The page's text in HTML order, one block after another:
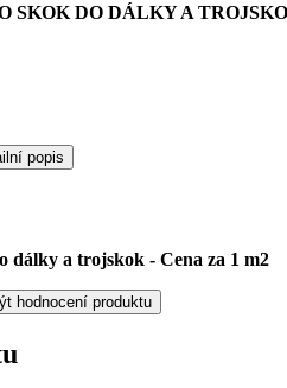
SKOK DO DÁLKY A
popis
dálky a trojskok - Cena za 1 m2
hodnocení produktu